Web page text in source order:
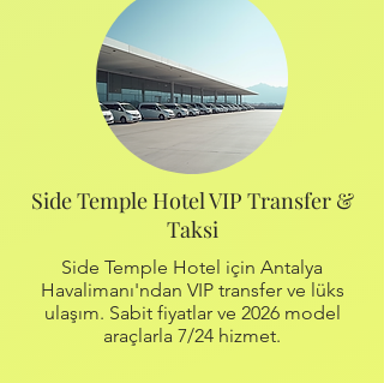
Side Temple Hotel VIP Transfer &
Taksi
Side Temple Hotel için Antalya
Havalimanı'ndan VIP transfer ve lüks
ulaşım. Sabit fiyatlar ve 2026 model
araçlarla 7/24 hizmet.